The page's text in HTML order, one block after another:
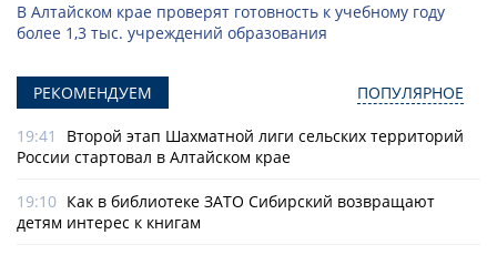
В Алтайском крае проверят готовность к учебному году
более 1,3 тыс. учреждений образования
РЕКОМЕНДУЕМ ПОПУЛЯРНОЕ
19:41
Второй этап Шахматной лиги сельских территорий
России стартовал в Алтайском крае
19:10 Как в библиотеке ЗАТО Сибирский возвращают
детям интерес к книгам